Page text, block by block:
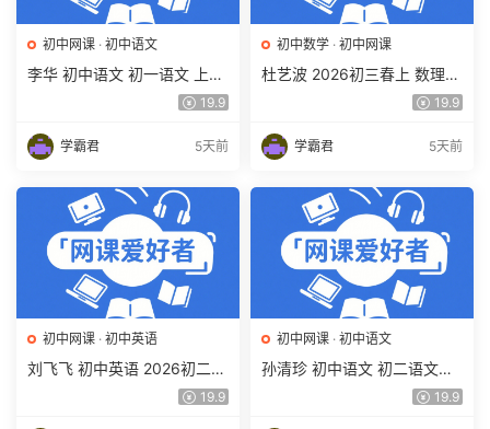
初中网课 · 初中语文
李华 初中语文 初一语文 上下
学期同步复习课程（34讲带19.9
学霸君 5天前
初中数学 · 初中网课
杜艺波 2026初三春上 数理思
维自主学习·SK（三期）百度
19.9
学霸君 5天前
初中网课 · 初中英语
刘飞飞 初中英语 2026初二英
语读写素养培训班（秋上秋下
19.9
初中网课 · 初中语文
孙清珍 初中语文 初二语文读
写素养培训班（秋上秋下·全19.9